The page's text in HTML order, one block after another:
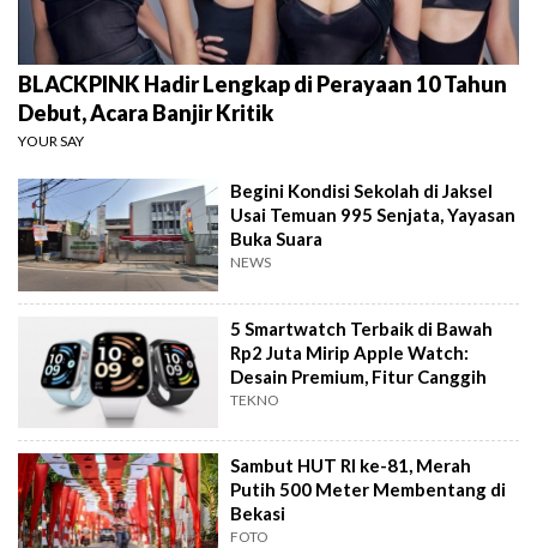
BLACKPINK Hadir Lengkap di Perayaan 10 Tahun
Debut, Acara Banjir Kritik
YOUR SAY
Begini Kondisi Sekolah di Jaksel
Usai Temuan 995 Senjata, Yayasan
Buka Suara
NEWS
5 Smartwatch Terbaik di Bawah
Rp2 Juta Mirip Apple Watch:
Desain Premium, Fitur Canggih
TEKNO
Sambut HUT RI ke-81, Merah
Putih 500 Meter Membentang di
Bekasi
FOTO